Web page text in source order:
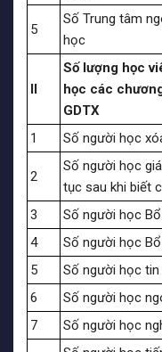
5
Số Trung tâm
học
II
Số lượng học
học các
GDTX
1
Số người học
2
Số người học
tục sau khi biết
3 Số người học
4
Số người học
5
Số người học
6
Số người học
7
Số người học